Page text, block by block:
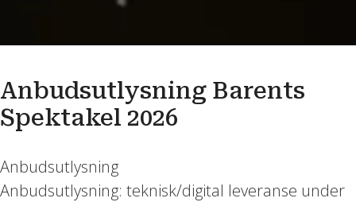
Anbudsutlysning Barents
Spektakel 2026
Anbudsutlysning
Anbudsutlysning: teknisk/digital leveranse under